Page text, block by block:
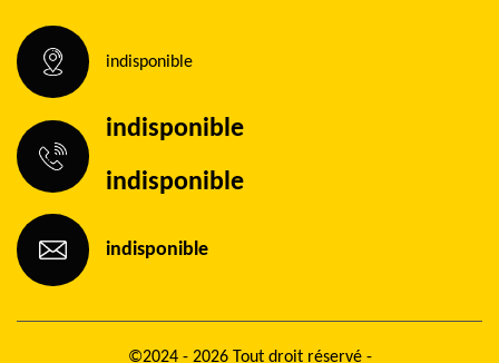
indisponible
indisponible
indisponible
indisponible
©2024 - 2026 Tout droit réservé -